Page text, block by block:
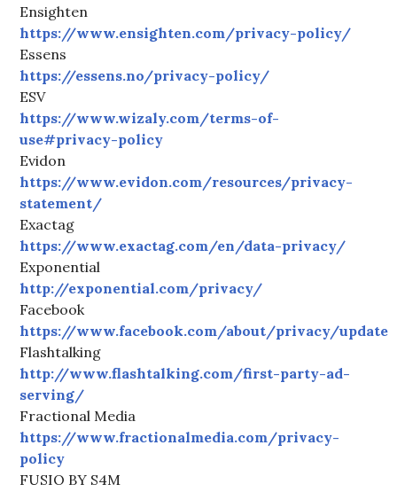
Ensighten
https://www.ensighten.com/privacy-policy/
Essens
https://essens.no/privacy-policy/
ESV
https://www.wizaly.com/terms-of-
use#privacy-policy
Evidon
https://www.evidon.com/resources/privacy-
statement/
Exactag
https://www.exactag.com/en/data-privacy/
Exponential
http://exponential.com/privacy/
Facebook
https://www.facebook.com/about/privacy/update
Flashtalking
http://www.flashtalking.com/first-party-ad-
serving/
Fractional Media
https://www.fractionalmedia.com/privacy-
policy
FUSIO BY S4M